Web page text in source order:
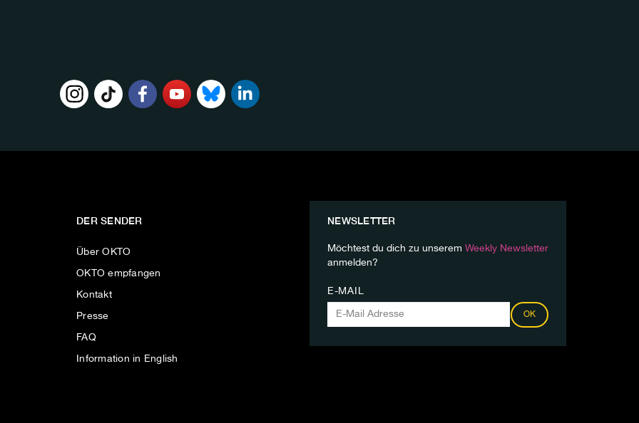
DER SENDER
Über OKTO
OKTO empfangen
Kontakt
Presse
FAQ
Information in English
NEWSLETTER
Möchtest du dich zu unserem Weekly Newsletter
anmelden?
E-MAIL
OK